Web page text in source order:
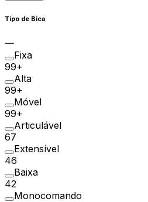
Tipo de Bica
Fixa
99+
Alta
99+
Móvel
99+
Articulável
67
Extensível
46
Baixa
42
Monocomando